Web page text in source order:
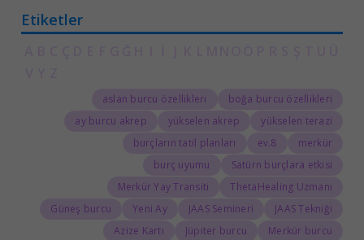
Etiketler
boğa burcu özellikleri
aslan burcu özellikleri
yükselen terazi
yükselen akrep
ay burcu akrep
merkür
8.ev
burçların tatil planları
Satürn burçlara etkisi
burç uyumu
ThetaHealing Uzmanı
Merkür Yay Transiti
JAAS Tekniği
JAAS Semineri
Yeni Ay
Güneş burcu
Merkür burcu
Jüpiter burcu
Azize Kartı